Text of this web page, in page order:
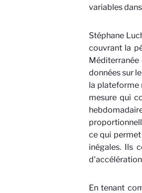
variables
Stéphane
couvrant la
Méditerranée
données sur
la plateforme
mesure qui
ce qui
inégales. Ils
En tenant